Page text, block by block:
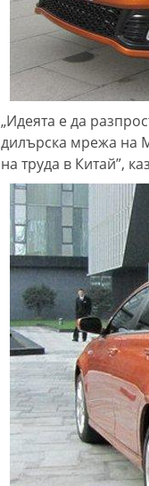
„Идеята е да
дилърска мрежа на
на труда в Китай”,